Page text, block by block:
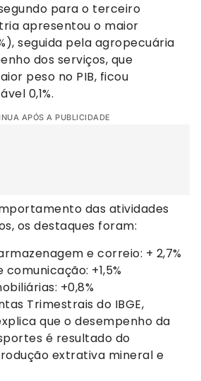
para o terceiro
apresentou o maior
seguida pela agropecuária
dos serviços, que
peso no PIB, ficou
0,1%.
APÓS A PUBLICIDADE
das atividades
os destaques foram:
e correio: + 2,7%
+1,5%
+0,8%
Trimestrais do IBGE,
que o desempenho da
é resultado do
extrativa mineral e